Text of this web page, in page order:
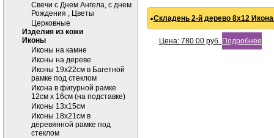
Свечи с Днем Ангела, с днем
Рождения , Цветы
Церковные
Изделия из кожи
Иконы
Иконы на камне
Иконы на дереве
Иконы 19х22см в Багетной
рамке под стеклом
Икона в фигурной рамке
12см х 16см (на подставке)
Иконы 13х15см
Иконы 18х21см в
деревянной рамке под
стеклом
Складень 2-й дерево 8х12
Цена: 780.00руб. Подробнее